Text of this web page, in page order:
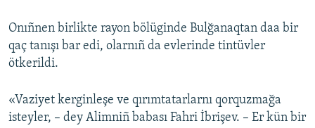
Onıñnen birlikte rayon bölüginde Bulğanaqtan daa bir
qaç tanışı bar edi, olarnıñ da evlerinde tintüvler
ötkerildi.
«Vaziyet kerginleşe ve qırımtatarlarnı qorquzmağa
isteyler, – dey Alimniñ babası Fahri İbrişev. – Er kün bir